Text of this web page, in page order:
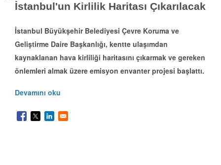
İstanbul'un Kirlilik Haritası Çıkarılacak
İstanbul Büyükşehir Belediyesi Çevre Koruma ve
Geliştirme Daire Başkanlığı, kentte ulaşımdan
kaynaklanan hava kirliliği haritasını çıkarmak ve gereken
önlemleri almak üzere emisyon envanter projesi başlattı.
Devamını oku